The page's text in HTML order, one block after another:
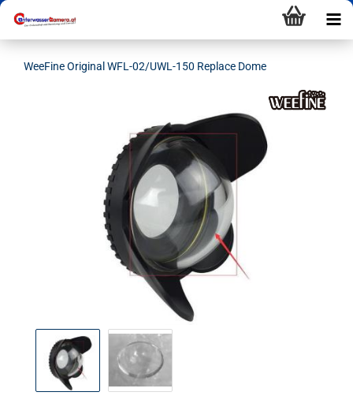
WeeFine Original WFL-02/UWL-150 Replace Dome